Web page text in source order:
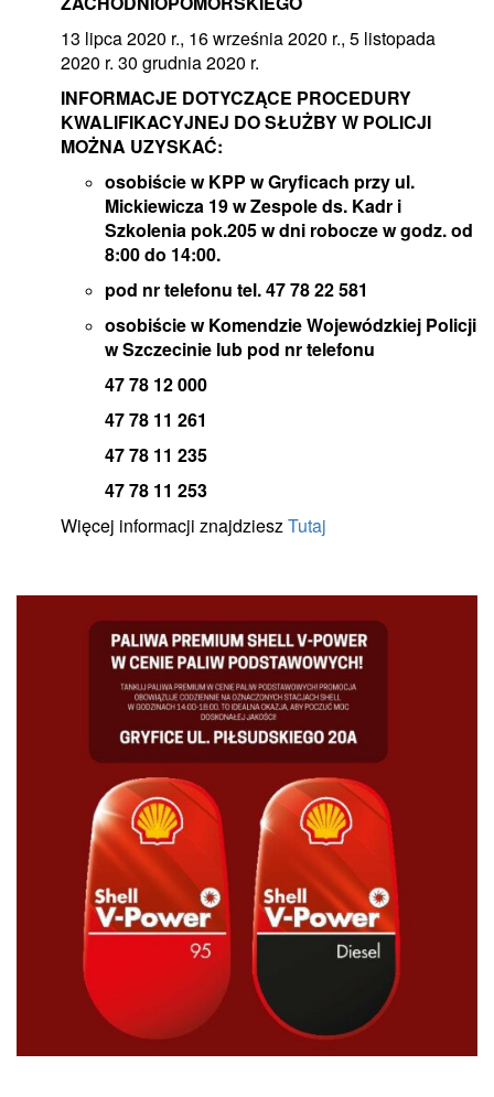
13 lipca 2020 r., 16 września 2020 r., 5 listopada
2020 r. 30 grudnia 2020 r.
INFORMACJE DOTYCZĄCE PROCEDURY
KWALIFIKACYJNEJ DO SŁUŻBY W POLICJI
MOŻNA UZYSKAĆ:
osobiście w KPP w Gryficach przy ul.
Mickiewicza 19 w Zespole ds. Kadr i
Szkolenia pok.205 w dni robocze w godz. od
8:00 do 14:00.
pod nr telefonu tel. 47 78 22 581
osobiście w Komendzie Wojewódzkiej Policji
w Szczecinie lub pod nr telefonu
47 78 12 000
47 78 11 261
47 78 11 235
47 78 11 253
Więcej informacji znajdziesz Tutaj